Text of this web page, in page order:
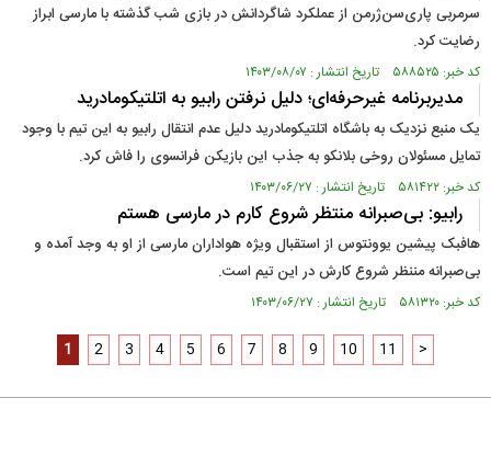
سرمربی پاری‌سن‌ژرمن از عملکرد شاگردانش در بازی شب گذشته با مارسی ابراز
رضایت کرد.
کد خبر: ۵۸۸۵۲۵ تاریخ انتشار : ۱۴۰۳/۰۸/۰۷
مدیربرنامه غیرحرفه‌‌ای؛ دلیل نرفتن رابیو به اتلتیکومادرید
یک منبع نزدیک به باشگاه اتلتیکومادرید دلیل عدم انتقال رابیو به این تیم با وجود
تمایل مسئولان روخی بلانکو به جذب این بازیکن فرانسوی را فاش کرد.
کد خبر: ۵۸۱۴۲۲ تاریخ انتشار : ۱۴۰۳/۰۶/۲۷
رابیو: بی‌صبرانه منتظر شروع کارم در مارسی هستم
هافبک پیشین یوونتوس از استقبال ویژه هواداران مارسی از او به وجد آمده و
بی‌صبرانه مننظر شروع کارش در این تیم است.
کد خبر: ۵۸۱۳۲۰ تاریخ انتشار : ۱۴۰۳/۰۶/۲۷
1 2 3 4 5 6 7 8 9 10 11 >